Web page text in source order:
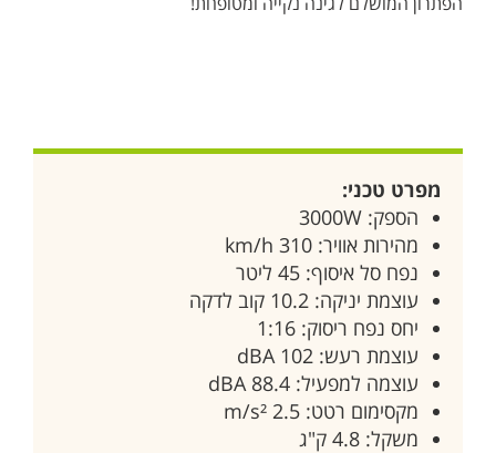
מפרט טכני:
הספק: 3000W
מהירות אוויר: 310 km/h
נפח סל איסוף: 45 ליטר
עוצמת יניקה: 10.2 קוב לדקה
יחס נפח ריסוק: 1:16
עוצמת רעש: 102 dBA
עוצמה למפעיל: 88.4 dBA
מקסימום רטט: 2.5 m/s²
משקל: 4.8 ק"ג